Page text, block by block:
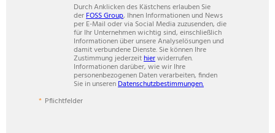
Durch Anklicken des Kästchens erlauben Sie
derFOSS Group, Ihnen Informationen und News
per E-Mail oder via Social Media zuzusenden, die
für Ihr Unternehmen wichtig sind, einschließlich
Informationen über unsere Analyselösungen und
damit verbundene Dienste. Sie können Ihre
Zustimmung jederzeithierwiderrufen.
Informationen darüber, wie wir Ihre
personenbezogenen Daten verarbeiten, finden
Sie in unserenDatenschutzbestimmungen.
Pflichtfelder